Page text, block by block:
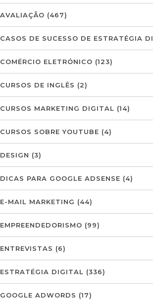
AVALIAÇÃO (467)
CASOS DE SUCESSO DE ESTRATÉGIA
COMÉRCIO ELETRÓNICO (123)
CURSOS DE INGLÊS (2)
CURSOS MARKETING DIGITAL (14)
CURSOS SOBRE YOUTUBE (4)
DESIGN (3)
DICAS PARA GOOGLE ADSENSE (4)
E-MAIL MARKETING (44)
EMPREENDEDORISMO (99)
ENTREVISTAS (6)
ESTRATÉGIA DIGITAL (336)
GOOGLE ADWORDS (17)